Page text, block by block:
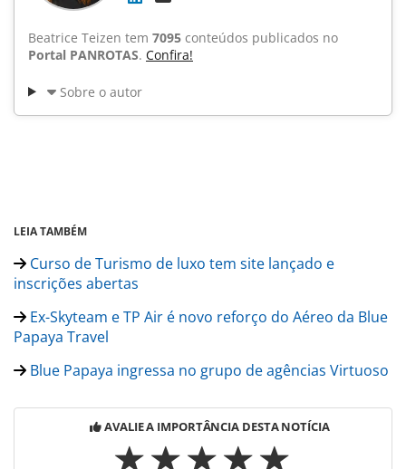
Beatrice Teizen tem 7095 conteúdos publicados no
Portal PANROTAS. Confira!
Sobre o autor
LEIA TAMBÉM
Curso de Turismo de luxo tem site lançado e
inscrições abertas
Ex-Skyteam e TP Air é novo reforço do Aéreo da Blue
Papaya Travel
Blue Papaya ingressa no grupo de agências Virtuoso
AVALIE A IMPORTÂNCIA DESTA NOTÍCIA